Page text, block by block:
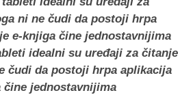
idealni su uređaji za čitanje
čudi da postoji hrpa aplikacija
jednostavnijima